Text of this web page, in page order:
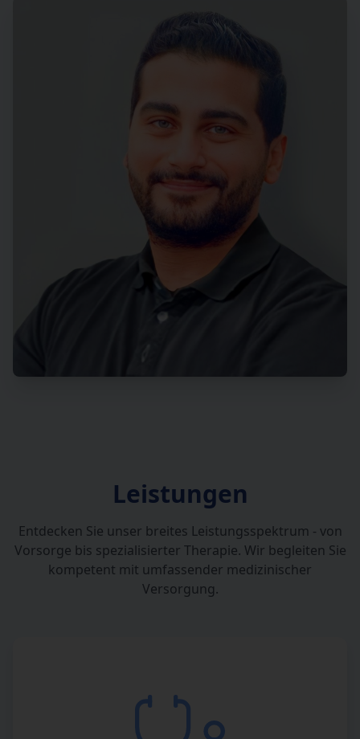
Leistungen
Entdecken Sie unser breites Leistungsspektrum - von
Vorsorge bis spezialisierter Therapie. Wir begleiten Sie
kompetent mit umfassender medizinischer
Versorgung.